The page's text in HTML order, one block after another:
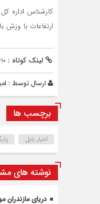
کارشناس اداره
ارتفاعات با وزش
لینک کوتاه :
ارسال توسط :
برچسب ها
اخبار بابل
نوشته های
دریای